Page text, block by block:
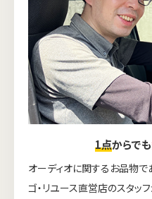
1点からでも
オーディオに関するお品物
ゴ・リユース直営店のスタ